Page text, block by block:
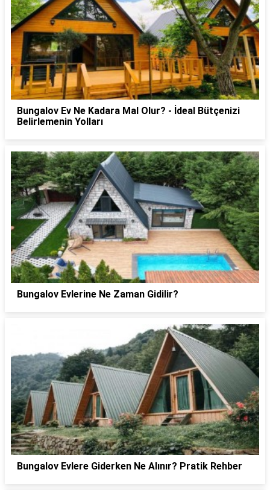
Bungalov Ev Ne Kadara Mal Olur? - İdeal Bütçenizi
Belirlemenin Yolları
Bungalov Evlerine Ne Zaman Gidilir?
Bungalov Evlere Giderken Ne Alınır? Pratik Rehber